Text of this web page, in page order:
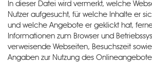
In dieser Datei wird vermerkt, welche
Nutzer aufgesucht, für welche Inhalte er
und welche Angebote er geklickt hat,
Informationen zum Browser und
verweisende Webseiten, Besuchszeit
Angaben zur Nutzung des